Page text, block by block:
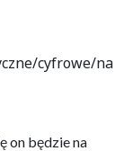
cyfrowe/na
on będzie na